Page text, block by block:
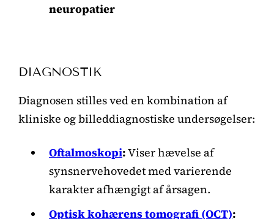
neuropatier
DIAGNOSTIK
Diagnosen stilles ved en kombination af
kliniske og billeddiagnostiske undersøgelser:
Oftalmoskopi:Viser hævelse af
synsnervehovedet med varierende
karakter afhængigt af årsagen.
Optisk kohærens tomografi (OCT):